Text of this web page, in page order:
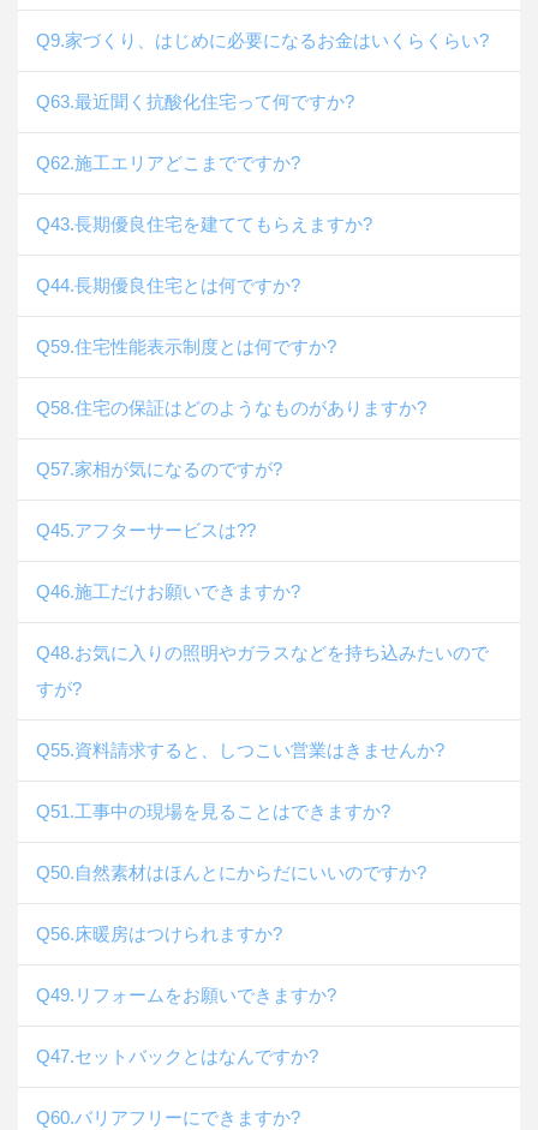
Q9.家づくり、はじめに必要になるお金はいくらくらい?
Q63.最近聞く抗酸化住宅って何ですか?
Q62.施工エリアどこまでですか?
Q43.長期優良住宅を建ててもらえますか?
Q44.長期優良住宅とは何ですか?
Q59.住宅性能表示制度とは何ですか?
Q58.住宅の保証はどのようなものがありますか?
Q57.家相が気になるのですが?
Q45.アフターサービスは??
Q46.施工だけお願いできますか?
Q48.お気に入りの照明やガラスなどを持ち込みたいので
すが?
Q55.資料請求すると、しつこい営業はきませんか?
Q51.工事中の現場を見ることはできますか?
Q50.自然素材はほんとにからだにいいのですか?
Q56.床暖房はつけられますか?
Q49.リフォームをお願いできますか?
Q47.セットバックとはなんですか?
Q60.バリアフリーにできますか?